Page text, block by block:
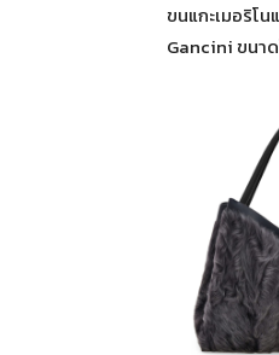
ขนแกะเมอริโ
Gancini ขนา